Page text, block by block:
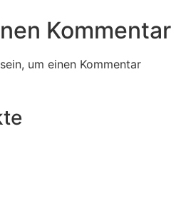
Kommentar
sein, um einen Kommentar